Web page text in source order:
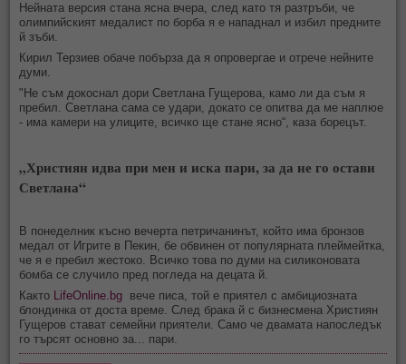
Нейната версия стана ясна вчера, след като тя разтръби, че
олимпийският медалист по борба я е нападнал и избил предните
й зъби.
Кирил Терзиев обаче побърза да я опровергае и отрече нейните
думи.
"Не съм докоснал дори Светлана Гущерова, камо ли да съм я
пребил. Светлана сама се удари, докато се опитва да ме наплюе
- има камери на улиците, всичко ще стане ясно“, каза борецът.
„Християн идва при мен и иска пари, за да не го остави
Светлана“
В понеделник късно вечерта петричанинът, който има бронзов
медал от Игрите в Пекин, бе обвинен от популярната плеймейтка,
че я е пребил жестоко. Всичко това по думи на силиконовата
бомба се случило пред погледа на децата й.
Както LifeOnline.bg вече писа, той е приятел с амбициозната
блондинка от доста време. След брака й с бизнесмена Християн
Гущеров стават семейни приятели. Само че двамата напоследък
го търсят основно за... пари.